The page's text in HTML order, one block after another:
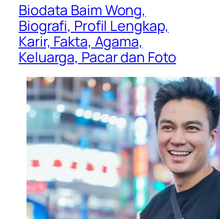
Biodata Baim Wong,
Biografi, Profil Lengkap,
Karir, Fakta, Agama,
Keluarga, Pacar dan Foto